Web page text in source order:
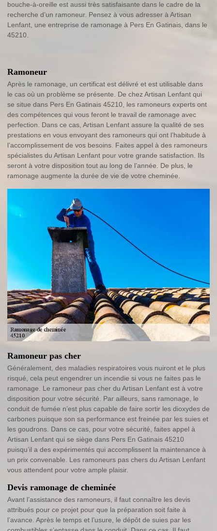
bouche-à-oreille est aussi très satisfaisante dans le cadre de la
recherche d’un ramoneur. Pensez à vous adresser à Artisan
Lenfant, une entreprise de ramonage à Pers En Gatinais, dans le
45210.
Ramoneur
Après le ramonage, un certificat est délivré et est utilisable dans
le cas où un problème se présente. De chez Artisan Lenfant qui
se situe dans Pers En Gatinais 45210, les ramoneurs experts ont
des compétences qui vous feront le travail de ramonage avec
perfection. Dans ce cas, Artisan Lenfant assure la qualité de ses
prestations en vous envoyant des ramoneurs qui ont l’habitude à
l’accomplissement de vos besoins. Faites appel à des ramoneurs
spécialistes du Artisan Lenfant pour votre grande satisfaction. Ils
seront à votre disposition tout au long de l’année. De plus, le
ramonage augmente la durée de vie de votre cheminée.
Ramoneur pas cher
Généralement, des maladies respiratoires vous nuiront et le plus
risqué, cela peut engendrer un incendie si vous ne faites pas le
ramonage. Le ramoneur pas cher du Artisan Lenfant est à votre
disposition pour votre sécurité. Par ailleurs, sans ramonage, le
conduit de fumée n’est plus capable de faire sortir les dioxydes de
carbones puisque son sa performance est freinée par les suies et
les goudrons. Dans ce cas, pour votre sécurité, faites appel à
Artisan Lenfant qui se siège dans Pers En Gatinais 45210
puisqu’il a des expérimentés qui accomplissent la maintenance à
un prix convenable. Les ramoneurs pas chers du Artisan Lenfant
vous attendent pour votre ample plaisir.
Devis ramonage de cheminée
Avant l’assistance des ramoneurs, il faut connaître les devis
attribués pour ce projet pour que la préparation soit faite à
l’avance. Après le temps et l’usure, le dépôt de suies par les